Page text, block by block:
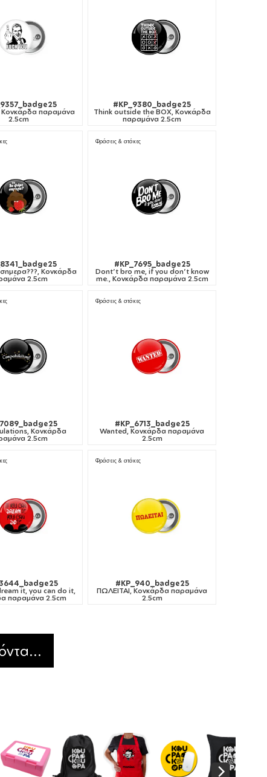
Κονκάρδα παραμάνα
2.5cm
#KP_9380_badge25
Think outside the BOX, Κονκάρδα
παραμάνα 2.5cm
Κονκάρδα
2.5cm
Φράσεις & ατάκες
#KP_7695_badge25
Dont't bro me, if you don't know
me., Κονκάρδα παραμάνα 2.5cm
Κονκάρδα
2.5cm
Φράσεις & ατάκες
#KP_6713_badge25
Wanted, Κονκάρδα παραμάνα
2.5cm
it, you can do it,
παραμάνα 2.5cm
Φράσεις & ατάκες
#KP_940_badge25
ΠΩΛΕΙΤΑΙ, Κονκάρδα παραμάνα
2.5cm